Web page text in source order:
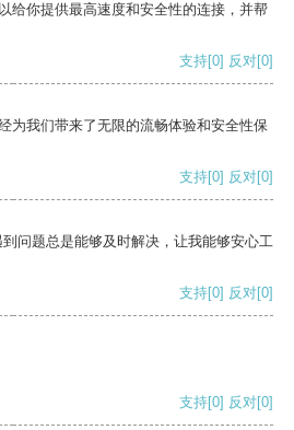
给你提供最高速度和安全性的连接，并帮
支持[0] 反对[0]
为我们带来了无限的流畅体验和安全性保
支持[0] 反对[0]
问题总是能够及时解决，让我能够安心工
支持[0] 反对[0]
支持[0] 反对[0]